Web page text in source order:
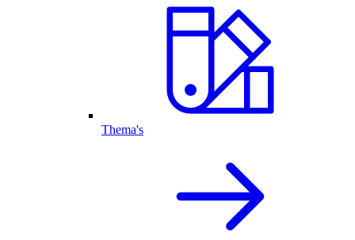
Thema's